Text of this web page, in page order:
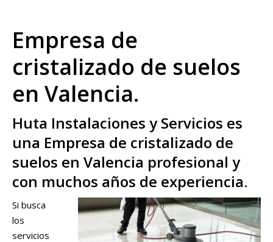
Empresa de
cristalizado de suelos
en Valencia.
Huta Instalaciones y Servicios es
una Empresa de cristalizado de
suelos en Valencia profesional y
con muchos años de experiencia.
Si busca
los
servicios